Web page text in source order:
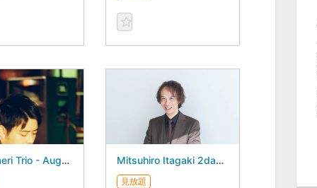
Ami Ogaeri Trio - August 30, 2026 - Mitsuhiro Itagaki 2days - August 29, 2026 -
見放題